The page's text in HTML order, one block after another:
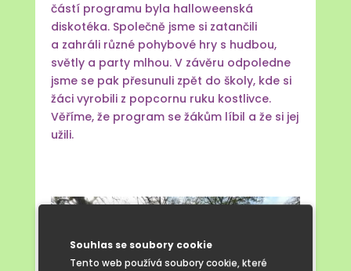
Souhlas se soubory cookie
Tento web používá soubory cookie, které
částí programu byla halloweenská
diskotéka. Společně jsme si zatančili
a zahráli různé pohybové hry s hudbou,
světly a party mlhou. V závěru odpoledne
jsme se pak přesunuli zpět do školy, kde si
žáci vyrobili z popcornu ruku kostlivce.
Věříme, že program se žákům líbil a že si jej
užili.